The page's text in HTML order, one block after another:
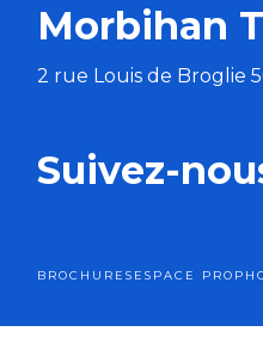
Cologne
Morbihan
2 rue Louis de Broglie
Suivez-
BROCHURES ESPACE PRO